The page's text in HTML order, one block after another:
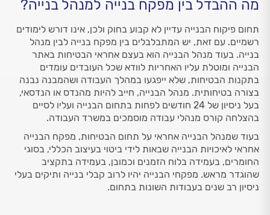
מה ההבדל בין מפקח בנייה למנהל בנייה?
תחום פיקוח הבנייה עדיין לא קבוע בחוק ולכן, אינו דורש לימודים
רשמיים. עם זאת, יש המתבלבלים בין מפקח בנייה לבין מנהל
בנייה. בעוד מנהל הבנייה הוא בעצם אחראי הבטיחות באתר
הבנייה ומוטלת עליו האחריות לוודא שכל העובדים עומדים
בתקנות הבטיחות, שלא ייפגעו במהלך העבודה ושהמבנה נבנה
בצורה בטיחותית. מנהל הבנייה, חייב להיות מהנדס או הנדסאי,
בעל ניסיון של 24 חודשים לפחות בתחום הבנייה ועליו לסיים
בהצלחה קורס מנהלי עבודה מוסמכים במשרד העבודה.
בעוד שמנהל הבנייה אחראי על תחום הבטיחות, מפקח הבנייה
אחראי לאיכויות הבנייה שבאות לידי ביטוי בעיצוב הכללי, בסוגי
החומרים, בעמידה בלוח הזמנים וכמובן, בעמידה בתקציב
שהוגדר מראש. מפקחי הבנייה יהיו לרוב קבלי בנייה ותיקים בעלי
ניסיון רב שנים בעבודות השונות בתחום.